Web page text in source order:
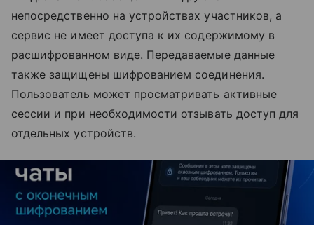
непосредственно на устройствах участников, а
сервис не имеет доступа к их содержимому в
расшифрованном виде. Передаваемые данные
также защищены шифрованием соединения.
Пользователь может просматривать активные
сессии и при необходимости отзывать доступ для
отдельных устройств.